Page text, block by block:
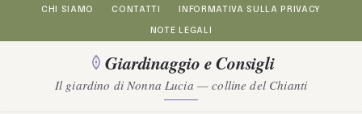
al
contenuto
CHI SIAMO CONTATTI INFORMATIVA SULLA PRIVACY
NOTE LEGALI
Giardinaggio e Consigli
Il giardino di Nonna Lucia — colline del Chianti